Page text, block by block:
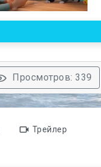
Просмотров: 339
Трейлер